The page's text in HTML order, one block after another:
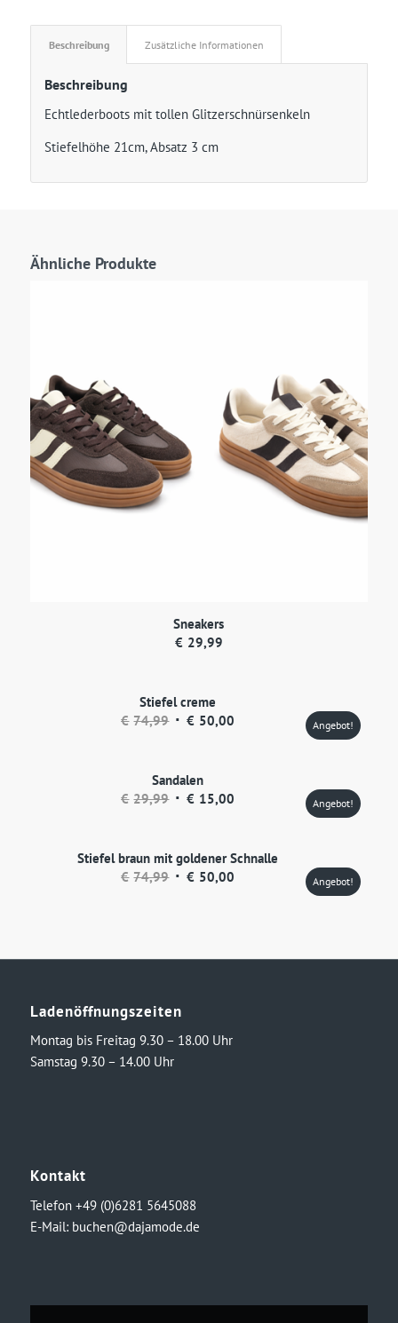
Beschreibung Zusätzliche Informationen
Beschreibung
Echtlederboots mit tollen Glitzerschnürsenkeln
Stiefelhöhe 21cm, Absatz 3 cm
Ähnliche Produkte
Sneakers
€ 29,99
Stiefel creme
€ 74,99 Ursprünglicher
€74,99
€ 50,00 Angebot!
Sandalen
€ 29,99 Ursprünglicher
€29,99
€ 15,00
€15,00.
Angebot!
Stiefel braun mit goldener Schnalle
€ 74,99 Ursprünglicher
€ 50,00 Angebot!
Ladenöffnungszeiten
Montag bis Freitag 9.30 – 18.00 Uhr
Samstag 9.30 – 14.00 Uhr
Kontakt
Telefon +49 (0)6281 5645088
E-Mail: buchen@dajamode.de